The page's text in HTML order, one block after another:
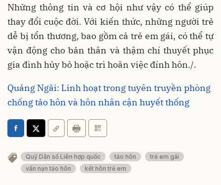
Những thông tin và cơ hội như vậy có thể giúp
thay đổi cuộc đời. Với kiến thức, những người trẻ
dễ bị tổn thương, bao gồm cả trẻ em gái, có thể tự
vận động cho bản thân và thậm chí thuyết phục
gia đình hủy bỏ hoặc trì hoãn việc đính hôn./.
Quảng Ngãi: Linh hoạt trong tuyên truyền phòng
chống tảo hôn và hôn nhân cận huyết thống
Quỹ Dân số Liên hợp quốc tảo hôn
trẻ em gái
vấn nạn tảo hôn
kết hôn trẻ em